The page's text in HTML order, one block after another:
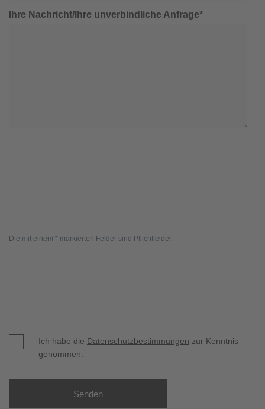
Ihre Nachricht/Ihre unverbindliche Anfrage*
Die mit einem * markierten Felder sind Pflichtfelder.
Ich habe die Datenschutzbestimmungen zur Kenntnis
genommen.
Senden